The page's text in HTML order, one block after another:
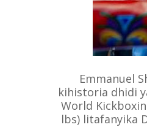
Emmanuel
kihistoria dhidi
World
lbs) litafanyika